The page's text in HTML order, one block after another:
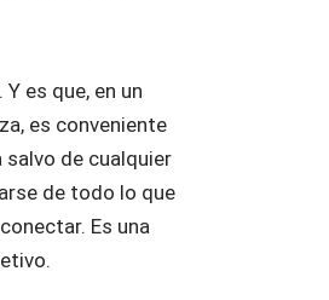
es que, en un
es conveniente
de cualquier
de todo lo que
Es una